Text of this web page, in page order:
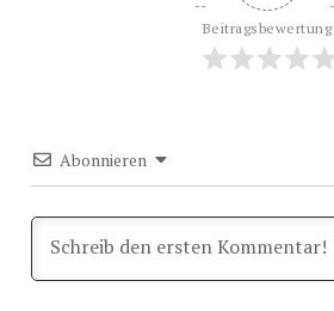
Beitragsbewertung
Abonnieren